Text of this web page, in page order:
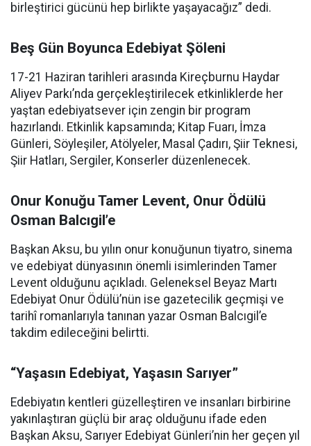
birleştirici gücünü hep birlikte yaşayacağız” dedi.
Beş Gün Boyunca Edebiyat Şöleni
17-21 Haziran tarihleri arasında Kireçburnu Haydar
Aliyev Parkı’nda gerçekleştirilecek etkinliklerde her
yaştan edebiyatsever için zengin bir program
hazırlandı. Etkinlik kapsamında; Kitap Fuarı, İmza
Günleri, Söyleşiler, Atölyeler, Masal Çadırı, Şiir Teknesi,
Şiir Hatları, Sergiler, Konserler düzenlenecek.
Onur Konuğu Tamer Levent, Onur Ödülü
Osman Balcıgil’e
Başkan Aksu, bu yılın onur konuğunun tiyatro, sinema
ve edebiyat dünyasının önemli isimlerinden Tamer
Levent olduğunu açıkladı. Geleneksel Beyaz Martı
Edebiyat Onur Ödülü’nün ise gazetecilik geçmişi ve
tarihî romanlarıyla tanınan yazar Osman Balcıgil’e
takdim edileceğini belirtti.
“Yaşasın Edebiyat, Yaşasın Sarıyer”
Edebiyatın kentleri güzelleştiren ve insanları birbirine
yakınlaştıran güçlü bir araç olduğunu ifade eden
Başkan Aksu, Sarıyer Edebiyat Günleri’nin her geçen yıl